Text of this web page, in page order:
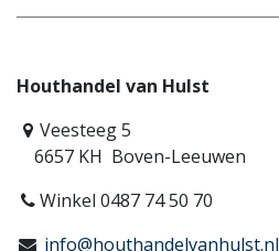
Houthandel van Hulst
Veesteeg 5
6657 KH Boven-Leeuwen
Winkel 0487 74 50 70
info@houthandelvanhulst.nl